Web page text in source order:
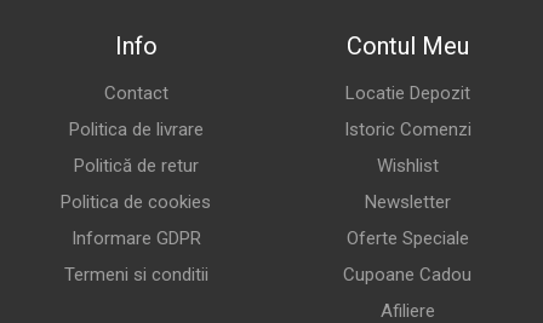
Info
Contact
Politica de livrare
Politică de retur
Politica de cookies
Informare GDPR
Termeni si conditii
Contul Meu
Locatie Depozit
Istoric Comenzi
Wishlist
Newsletter
Oferte Speciale
Cupoane Cadou
Afiliere